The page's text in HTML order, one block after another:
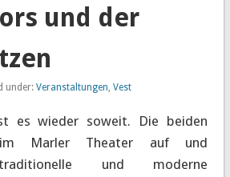
und der
under: Veranstaltungen, Vest
es wieder soweit. Die beiden
Marler Theater auf und
und moderne